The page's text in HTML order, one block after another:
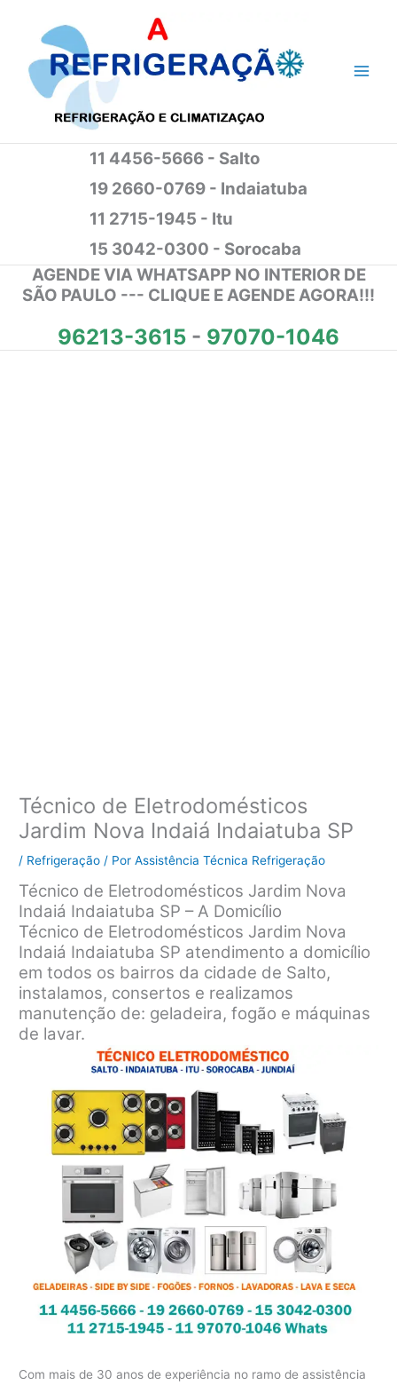
conteúdo
11 4456-5666 - Salto
19 2660-0769 - Indaiatuba
11 2715-1945 - Itu
15 3042-0300 - Sorocaba
AGENDE VIA WHATSAPP NO INTERIOR DE
SÃO PAULO --- CLIQUE E AGENDE AGORA!!!
96213-3615 - 97070-1046
Técnico de Eletrodomésticos
Jardim Nova Indaiá Indaiatuba SP
/ Refrigeração / PorAssistência Técnica Refrigeração
Técnico de Eletrodomésticos Jardim Nova
Indaiá Indaiatuba SP – A Domicílio
Técnico de Eletrodomésticos Jardim Nova
Indaiá Indaiatuba SP atendimento a domicílio
em todos os bairros da cidade de Salto,
instalamos, consertos e realizamos
manutenção de: geladeira, fogão e máquinas
de lavar.
Com mais de 30 anos de experiência no ramo de assistência